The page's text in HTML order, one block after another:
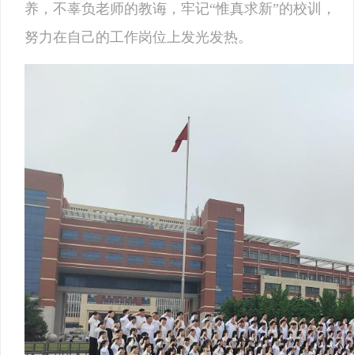
养，不辜负老师的教诲，牢记“惟真求新”的校训，
努力在自己的工作岗位上发光发热。